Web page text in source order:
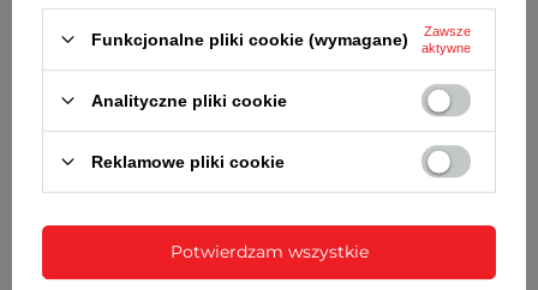
Złota, wskazówki i cyfry w kolorze koperty
BRANSOLETA
Stalowa nierdzewna w kolorze koperty, zapięcie
28 mm
GRUBOŚĆ KOPERTY
Funkcjonalne pliki cookie (wymagane)
Zawsze
aktywne
Analityczne pliki cookie
Reklamowe pliki cookie
Potwierdzam wszystkie